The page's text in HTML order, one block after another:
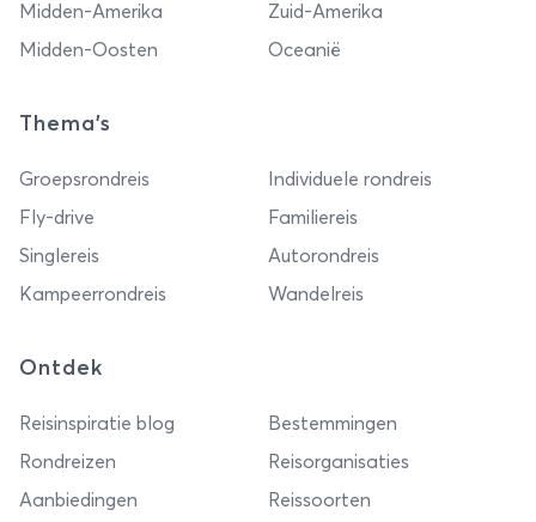
Midden-Amerika
Zuid-Amerika
Midden-Oosten
Oceanië
Thema's
Groepsrondreis
Individuele rondreis
Fly-drive
Familiereis
Singlereis
Autorondreis
Kampeerrondreis
Wandelreis
Ontdek
Reisinspiratie blog
Bestemmingen
Rondreizen
Reisorganisaties
Aanbiedingen
Reissoorten